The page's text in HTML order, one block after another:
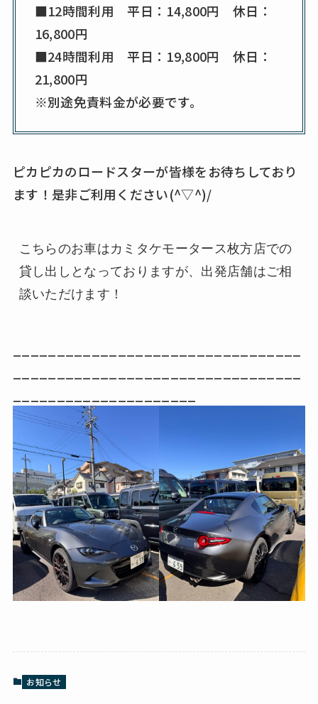
■12時間利用 平日：14,800円 休日：
16,800円
■24時間利用 平日：19,800円 休日：
21,800円
※別途免責料金が必要です。
ピカピカのロードスターが皆様をお待ちしており
ます！是非ご利用ください(^▽^)/
こちらのお車はカミタケモータース枚方店での
貸し出しとなっておりますが、出発店舗はご相
談いただけます！
お知らせ